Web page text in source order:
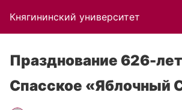
Княгининский университет
Празднование 626-
Спасское «Яблочный